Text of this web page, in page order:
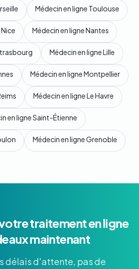
Médecin en ligne Toulouse
Médecin en ligne Nantes
Médecin en ligne Lille
Médecin en ligne Montpellier
Médecin en ligne Le Havre
en ligne Saint-Étienne
Médecin en ligne Grenoble
traitement en ligne
maintenant
délais d'attente, pas de